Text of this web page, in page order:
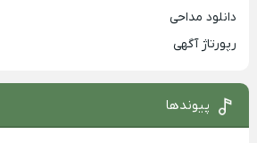
دانلود مداحی
رپورتاژ آگهی
پیوندها